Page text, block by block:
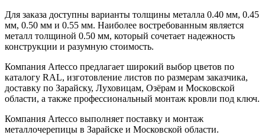
Для заказа доступны варианты толщины металла 0.40 мм, 0.45
мм, 0.50 мм и 0.55 мм. Наиболее востребованным является
металл толщиной 0.50 мм, который сочетает надежность
конструкции и разумную стоимость.
Компания Artecco предлагает широкий выбор цветов по
каталогу RAL, изготовление листов по размерам заказчика,
доставку по Зарайску, Луховицам, Озёрам и Московской
области, а также профессиональный монтаж кровли под ключ.
Компания Artecco выполняет поставку и монтаж
металлочерепицы в Зарайске и Московской области.